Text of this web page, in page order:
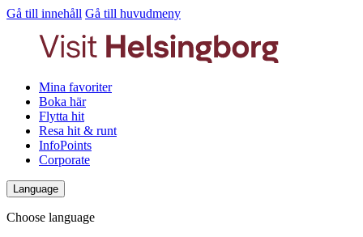
Gå till innehåll Gå till huvudmeny
Mina favoriter
Boka här
Flytta hit
Resa hit & runt
InfoPoints
Corporate
Language
Choose language